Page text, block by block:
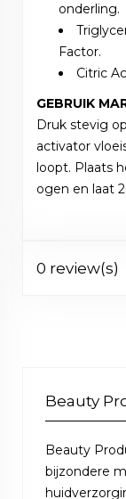
onderling.
Factor.
Citric
GEBRUIK
Druk stevig
activator
loopt. Plaats
ogen en laat
0 review(s)
Beauty
Beauty
bijzondere